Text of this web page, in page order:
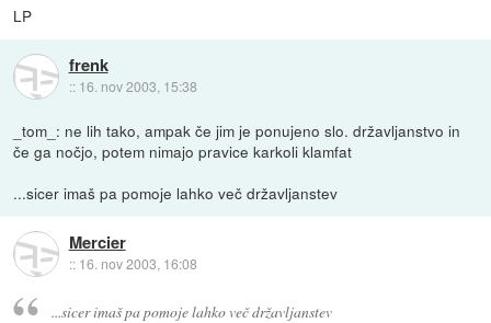
LP
frenk
:: 16. nov 2003, 15:38
_tom_: ne lih tako, ampak če jim je ponujeno slo. državljanstvo in
če ga nočjo, potem nimajo pravice karkoli klamfat
...sicer imaš pa pomoje lahko več državljanstev
Mercier
:: 16. nov 2003, 16:08
...sicer imaš pa pomoje lahko več državljanstev